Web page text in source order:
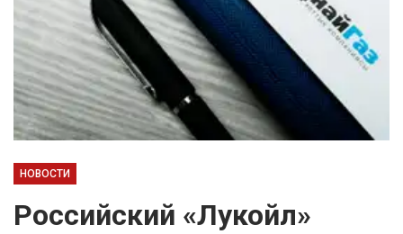
НОВОСТИ
Российский «Лукойл»